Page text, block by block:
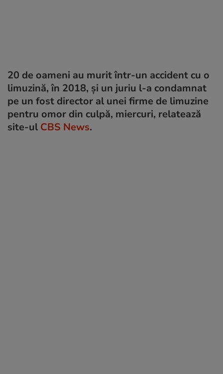
20 de oameni au murit într-un accident cu o
limuzină, în 2018, și un juriu l-a condamnat
pe un fost director al unei firme de limuzine
pentru omor din culpă, miercuri, relatează
site-ul CBS News.